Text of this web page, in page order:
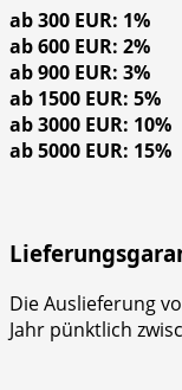
ab 300 EUR: 1%
ab 600 EUR: 2%
ab 900 EUR: 3%
ab 1500 EUR: 5%
ab 3000 EUR: 10%
ab 5000 EUR: 15%
Die Auslieferung
Jahr pünktlich